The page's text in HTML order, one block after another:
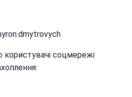
користувачі соцмережі